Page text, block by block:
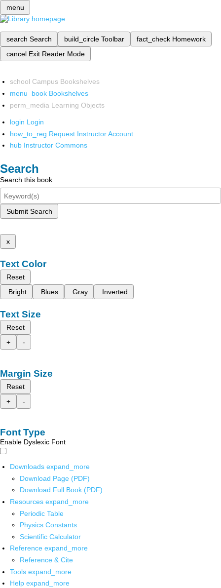
menu
search Search build_circle Toolbar fact_check Homework
cancel Exit Reader Mode
school Campus Bookshelves
menu_book Bookshelves
perm_media Learning Objects
login Login
how_to_reg Request Instructor Account
hub Instructor Commons
Search
Search this book
Submit Search
x
Text Color
Reset
Bright
Blues Gray Inverted
Text Size
Reset
+
-
Margin Size
Reset
+
-
Font Type
Enable Dyslexic Font
Downloads expand_more
Download Page (PDF)
Download Full Book (PDF)
Resources expand_more
Periodic Table
Physics Constants
Scientific Calculator
Reference expand_more
Reference & Cite
Tools expand_more
Help expand_more